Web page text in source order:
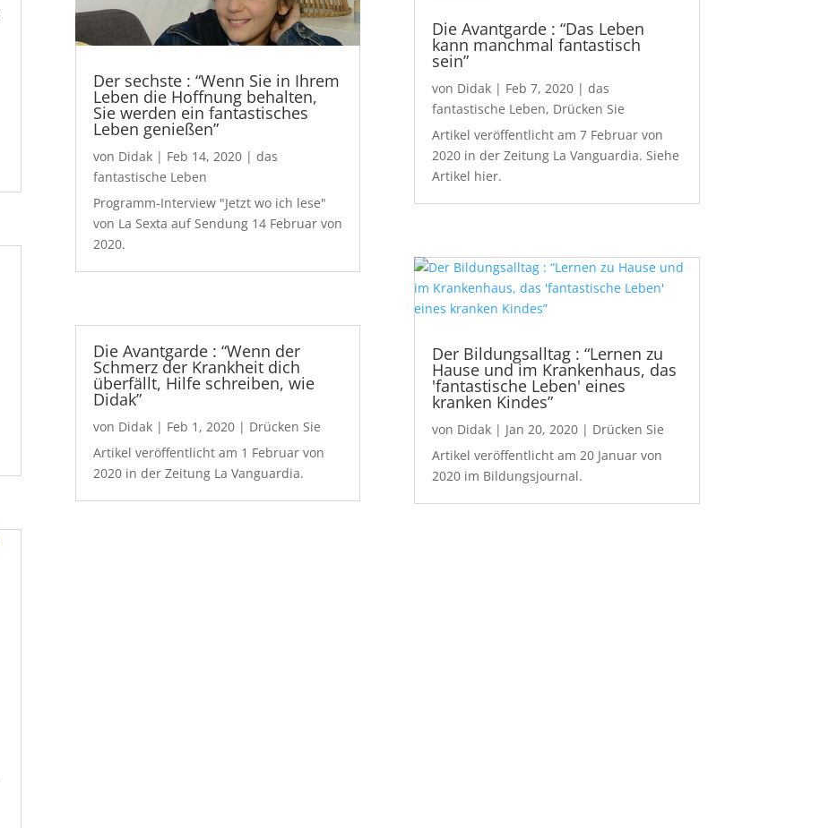
Der sechste : “Wenn Sie in Ihrem
Leben die Hoffnung behalten,
Sie werden ein fantastisches
Leben genießen”
von Didak| Feb 14, 2020| das
fantastische Leben
Programm-Interview "Jetzt wo ich lese"
von La Sexta auf Sendung 14 Februar von
2020.
Die Avantgarde : “Wenn der
Schmerz der Krankheit dich
überfällt, Hilfe schreiben, wie
Didak”
von Didak| Feb 1, 2020| Drücken Sie
Artikel veröffentlicht am 1 Februar von
2020 in der Zeitung La Vanguardia.
Die Avantgarde : “Das Leben
kann manchmal fantastisch
sein”
von Didak| Feb 7, 2020| das
fantastische Leben, Drücken Sie
Artikel veröffentlicht am 7 Februar von
2020 in der Zeitung La Vanguardia. Siehe
Artikel hier.
Der Bildungsalltag : “Lernen zu
Hause und im Krankenhaus, das
'fantastische Leben' eines
kranken Kindes”
von Didak| Jan 20, 2020| Drücken Sie
Artikel veröffentlicht am 20 Januar von
2020 im Bildungsjournal.